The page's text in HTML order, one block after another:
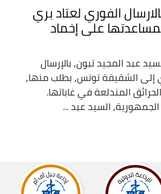
الفوري لعتاد بري
على إخماد
عبد المجيد تبون, بالإرسال
الشقيقة تونس, بطلب منها,
المندلعة في غاباتها.
السيد عبد ...